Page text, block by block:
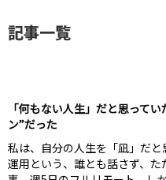
記事一覧
「何もない人生」だと思って
ン”だった
私は、自分の人生を「凪」だ
運用という、誰とも話さず、